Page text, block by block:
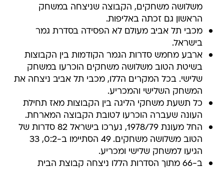
משלושה משחקים, הקבוצה שניצחה במשחק
הראשון גם זכתה באליפות.
מכבי תל אביב מעולם לא הפסידה בסדרת גמר
בישראל.
ארבע מחמש סדרות הגמר הקודמות בין הקבוצות
בשיטת הטוב משלושה משחקים הוכרעו במשחק
שלישי. בכל המקרים הללו, מכבי תל אביב ניצחה את
המשחק השלישי והמכריע.
כל תשעת משחקי הליגה בין הקבוצות מאז תחילת
העונה שעברה הוכרעו לטובת הקבוצה המארחת.
החל מעונת 1978/79, נערכו בישראל 82 סדרות של
הטוב משלושה משחקים. 49 הסתיימו ב-0:2, 33
הגיעו למשחק שלישי ומכריע.
ב-66 מתוך הסדרות הללו ניצחה קבוצת הבית